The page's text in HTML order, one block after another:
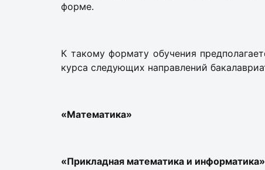
форме.
К такому формату обучения
курса следующих направлений
«Математика»
«Прикладная математика и